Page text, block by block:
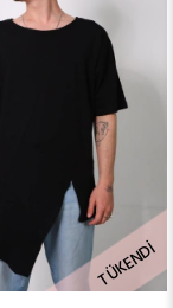
TÜKENDI